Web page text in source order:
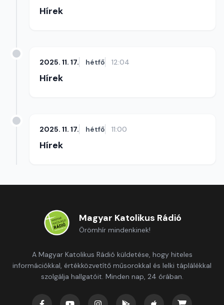
Hírek
2025. 11. 17. hétfő 12:04
Hírek
2025. 11. 17. hétfő 11:00
Hírek
Magyar Katolikus Rádió
Örömhír mindenkinek!
A Magyar Katolikus Rádió küldetése, hogy hiteles
információkkal, értékközvetítő műsorokkal és lelki táplálékkal
szolgálja hallgatóit. Minden nap, 24 órában.